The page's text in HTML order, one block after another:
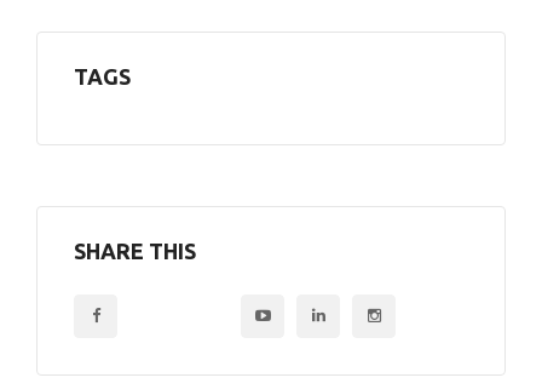
TAGS
SHARE THIS